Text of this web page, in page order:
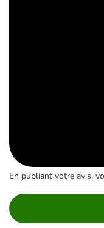
En publiant votre avis,